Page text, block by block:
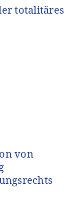
totalitäres
von